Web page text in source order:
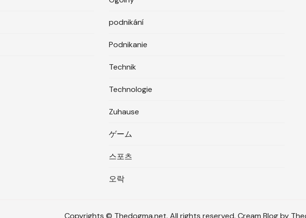
podnikání
Podnikanie
Technik
Technologie
Zuhause
ゲーム
스포츠
오락
Copyrights © Thedogma.net. All rights reserved. Cream Blog by